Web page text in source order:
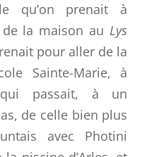
qu’on prenait à
la maison au Lys
pour aller de la
Sainte-Marie, à
qui passait, à un
de celle bien plus
avec Photini